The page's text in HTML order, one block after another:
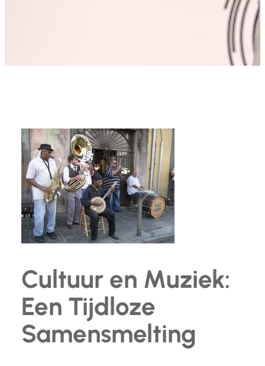
Cultuur en Muziek:
Een Tijdloze
Samensmelting